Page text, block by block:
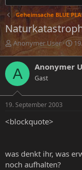
Geheimsache BLUE
E
s
e
l
l
e
Anonymer User
E
l
A Anonymer
Gast
19. September 2003
<blockquote>
was denkt ihr, was
noch aufhalten?